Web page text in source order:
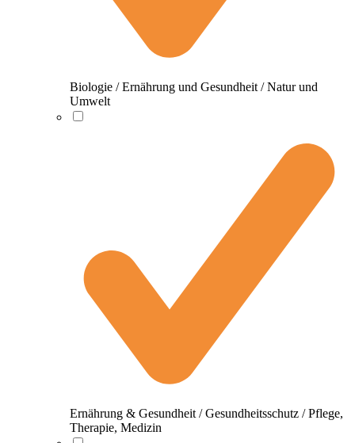
Biologie / Ernährung und Gesundheit / Natur und
Umwelt
Ernährung & Gesundheit / Gesundheitsschutz / Pflege,
Therapie, Medizin